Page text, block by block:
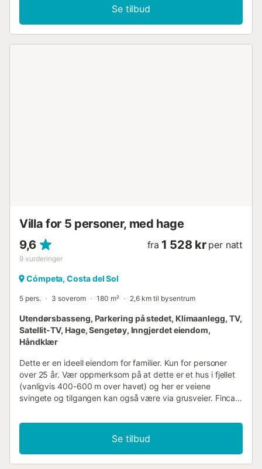
Se tilbud
Villa for 5 personer, med hage
9,6
9 vurderinger
fra 1 528 kr per natt
Cómpeta, Costa del Sol
5 pers. 3 soverom 180 m² 2,6 km til bysentrum
Utendørsbasseng, Parkering på stedet, Klimaanlegg, TV,
Satellit-TV, Hage, Sengetøy, Inngjerdet eiendom,
Håndklær
Dette er en ideell eiendom for familier. Kun for personer
over 25 år. Vær oppmerksom på at dette er et hus i fjellet
(vanligvis 400-600 m over havet) og her er veiene
svingete og tilgangen kan også være via grusveier. Finca
ferieopplevelse på Costa del Sol, omgitt av Sierra Almijara
med fantastisk utsikt over Middelhavet og fjell opp til 2065
meter. De romslige uteområdene har forskjellige fredelige
steder, inkludert terrasser, en hage med frukttrær og et
Se tilbud